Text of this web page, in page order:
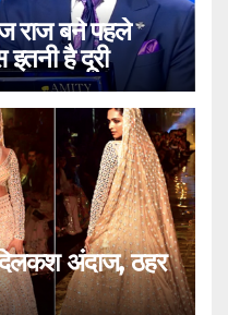
राज बने पहले
है दूरी
अंदाज, ठहर